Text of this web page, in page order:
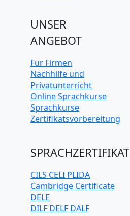
UNSER
ANGEBOT
Für Firmen
Nachhilfe und
Privatunterricht
Online Sprachkurse
Sprachkurse
Zertifikatsvorbereitung
SPRACHZERTIFIKAT
CILS CELI PLIDA
Cambridge Certificate
DELE
DILF DELF DALF